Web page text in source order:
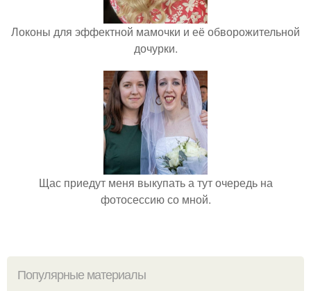
Локоны для эффектной мамочки и её обворожительной
дочурки.
Щас приедут меня выкупать а тут очередь на
фотосессию со мной.
Популярные материалы